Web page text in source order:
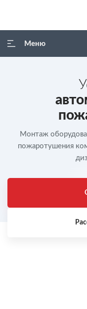
Меню
Монтаж
пожаротушения